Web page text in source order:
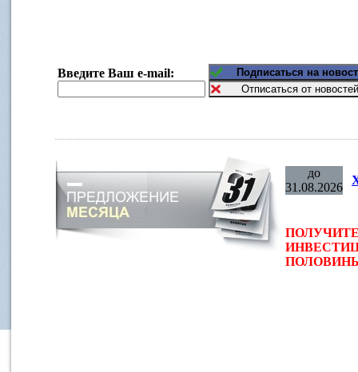
Введите Ваш e-mail:
до
31.08.2026
ПОЛОВИНЫ